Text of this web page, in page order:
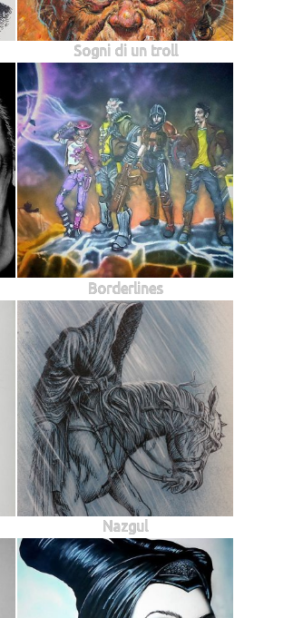
Sogni di un troll
Borderlines
Nazgul